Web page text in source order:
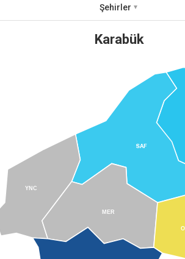
Şehirler
Karabük
SAF
YNC
MER